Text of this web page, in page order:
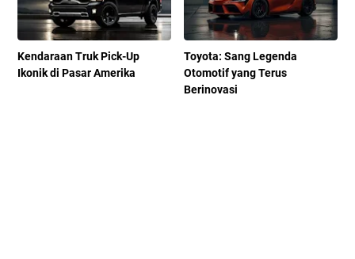
Kendaraan Truk Pick-Up
Ikonik di Pasar Amerika
Toyota: Sang Legenda
Otomotif yang Terus
Berinovasi